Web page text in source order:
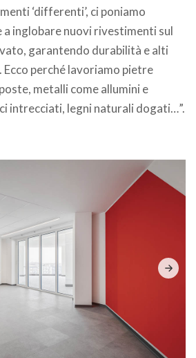
‘differenti’, ci poniamo
a inglobare nuovi rivestimenti sul
garantendo durabilità e alti
perché lavoriamo pietre
metalli come allumini e
intrecciati, legni naturali dogati…”.